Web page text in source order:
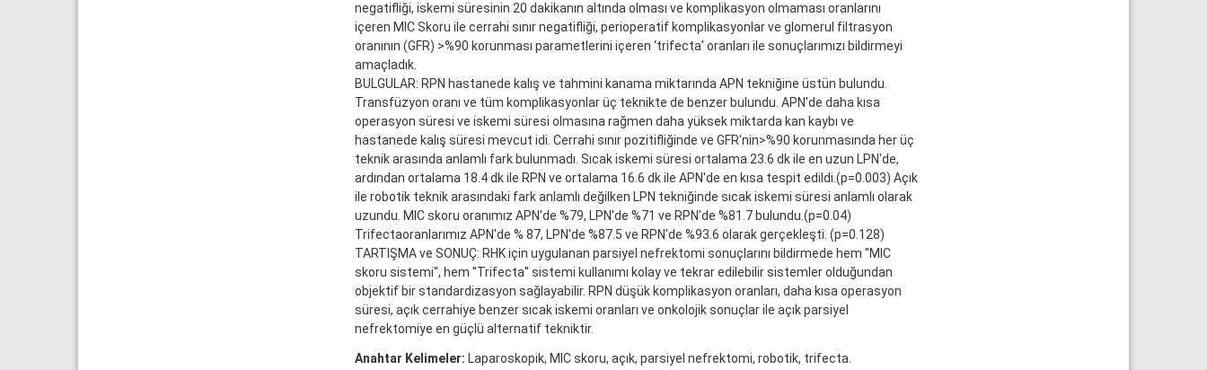
negatifliği, iskemi süresinin 20 dakikanın altında olması ve komplikasyon olmaması oranlarını
içeren MIC Skoru ile cerrahi sınır negatifliği, perioperatif komplikasyonlar ve glomerul filtrasyon
oranının (GFR) >%90 korunması parametlerini içeren ‘trifecta’ oranları ile sonuçlarımızı bildirmeyi
amaçladık.
BULGULAR: RPN hastanede kalış ve tahmini kanama miktarında APN tekniğine üstün bulundu.
Transfüzyon oranı ve tüm komplikasyonlar üç teknikte de benzer bulundu. APN'de daha kısa
operasyon süresi ve iskemi süresi olmasına rağmen daha yüksek miktarda kan kaybı ve
hastanede kalış süresi mevcut idi. Cerrahi sınır pozitifliğinde ve GFR'nin>%90 korunmasında her üç
teknik arasında anlamlı fark bulunmadı. Sıcak iskemi süresi ortalama 23.6 dk ile en uzun LPN'de,
ardından ortalama 18.4 dk ile RPN ve ortalama 16.6 dk ile APN'de en kısa tespit edildi.(p=0.003) Açık
ile robotik teknik arasındaki fark anlamlı değilken LPN tekniğinde sıcak iskemi süresi anlamlı olarak
uzundu. MIC skoru oranımız APN'de %79, LPN'de %71 ve RPN'de %81.7 bulundu.(p=0.04)
Trifectaoranlarımız APN'de % 87, LPN'de %87.5 ve RPN'de %93.6 olarak gerçekleşti. (p=0.128)
TARTIŞMA ve SONUÇ: RHK için uygulanan parsiyel nefrektomi sonuçlarını bildirmede hem ''MIC
skoru sistemi'', hem ''Trifecta'' sistemi kullanımı kolay ve tekrar edilebilir sistemler olduğundan
objektif bir standardizasyon sağlayabilir. RPN düşük komplikasyon oranları, daha kısa operasyon
süresi, açık cerrahiye benzer sıcak iskemi oranları ve onkolojik sonuçlar ile açık parsiyel
nefrektomiye en güçlü alternatif tekniktir.
Anahtar Kelimeler: Laparoskopik, MIC skoru, açık, parsiyel nefrektomi, robotik, trifecta.